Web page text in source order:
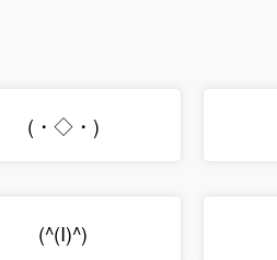
(・◇・)
(^(I)^)